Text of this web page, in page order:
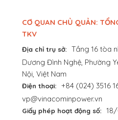
CƠ QUAN CHỦ QUẢN:
TKV
Địa chỉ trụ sở: Tầng 16 tòa
Dương Đình Nghệ, Phường
Nội, Việt Nam
Điện thoại: +84 (024) 3516
vp@vinacominpower.vn
Giấy phép hoạt động số: